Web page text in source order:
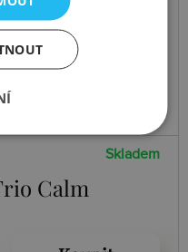
Skladem
Calm